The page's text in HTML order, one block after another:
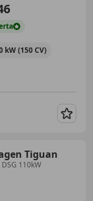
kW (150 CV)
Tiguan
110kW